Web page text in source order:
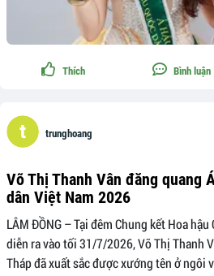
Thích Bình luận
trunghoang
Võ Thị Thanh Vân đăng quang
dân Việt Nam 2026
LÂM ĐỒNG – Tại đêm Chung kết Hoa
diễn ra vào tối 31/7/2026, Võ Thị Thanh
Tháp đã xuất sắc được xướng tên ở ngôi